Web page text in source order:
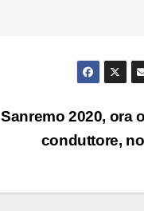
Sanremo 2020, ora
conduttore,